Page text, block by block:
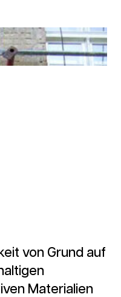
von Grund auf
Materialien